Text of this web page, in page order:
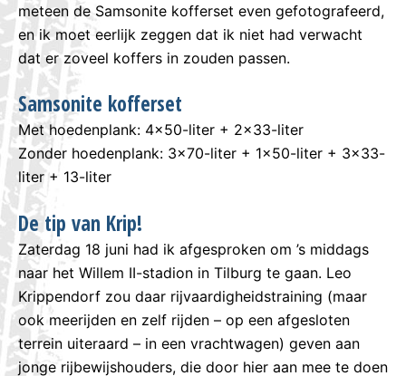
meteen de Samsonite kofferset even gefotografeerd,
en ik moet eerlijk zeggen dat ik niet had verwacht
dat er zoveel koffers in zouden passen.
Samsonite kofferset
Met hoedenplank: 4×50-liter + 2×33-liter
Zonder hoedenplank: 3×70-liter + 1×50-liter + 3×33-
liter + 13-liter
De tip van Krip!
Zaterdag 18 juni had ik afgesproken om ’s middags
naar het Willem II-stadion in Tilburg te gaan. Leo
Krippendorf zou daar rijvaardigheidstraining (maar
ook meerijden en zelf rijden – op een afgesloten
terrein uiteraard – in een vrachtwagen) geven aan
jonge rijbewijshouders, die door hier aan mee te doen